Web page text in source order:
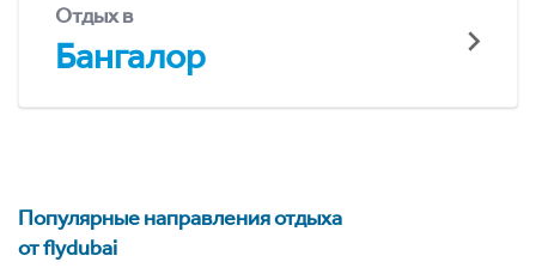
Отдых в
Бангалор
Популярные направления отдыха
от flydubai